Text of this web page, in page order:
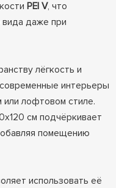
PEI V, что
вида даже при
лёгкость и
интерьеры
или лофтовом стиле.
см подчёркивает
помещению
использовать её